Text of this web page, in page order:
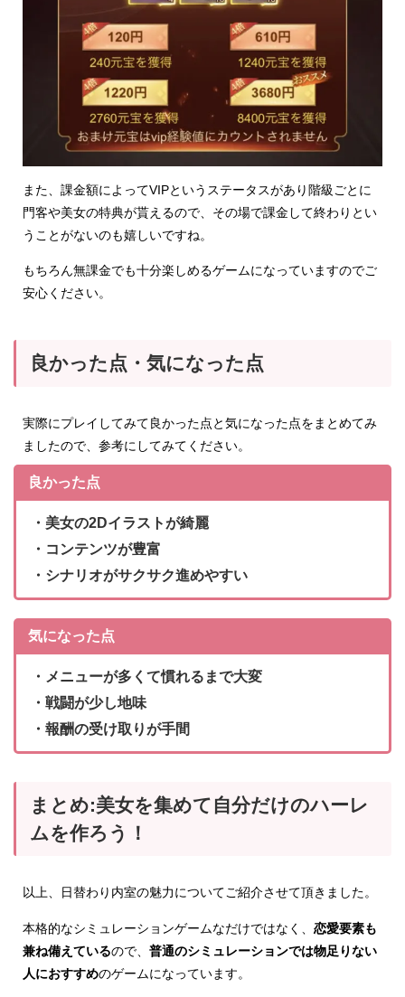
また、課金額によってVIPというステータスがあり階級ごとに
門客や美女の特典が貰えるので、その場で課金して終わりとい
うことがないのも嬉しいですね。
もちろん無課金でも十分楽しめるゲームになっていますのでご
安心ください。
良かった点・気になった点
実際にプレイしてみて良かった点と気になった点をまとめてみ
ましたので、参考にしてみてください。
良かった点
・美女の2Dイラストが綺麗
・コンテンツが豊富
・シナリオがサクサク進めやすい
気になった点
・メニューが多くて慣れるまで大変
・戦闘が少し地味
・報酬の受け取りが手間
まとめ:美女を集めて自分だけのハーレ
ムを作ろう！
以上、日替わり内室の魅力についてご紹介させて頂きました。
本格的なシミュレーションゲームなだけではなく、 恋愛要素も
兼ね備えているので、 普通のシミュレーションでは物足りない
人におすすめのゲームになっています。